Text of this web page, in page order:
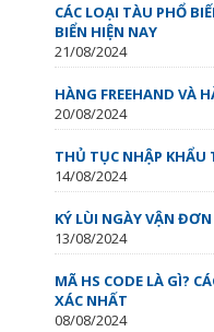
CÁC LOẠI TÀU PHỔ
BIỂN HIỆN NAY
21/08/2024
HÀNG FREEHAND VÀ
20/08/2024
THỦ TỤC NHẬP KHẨU
14/08/2024
KÝ LÙI NGÀY VẬN
13/08/2024
MÃ HS CODE LÀ GÌ?
XÁC NHẤT
08/08/2024